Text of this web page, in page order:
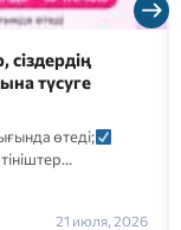
сіздердің
түсуге
өтеді;
21 июля, 2026